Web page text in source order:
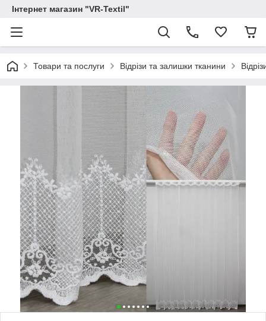
Інтернет магазин "VR-Textil"
Товари та послуги Відрізи та залишки тканини